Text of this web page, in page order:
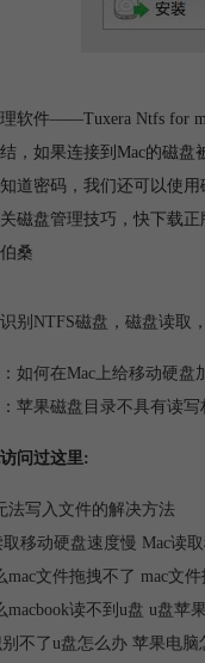
软件——Tuxera Ntfs for
，如果连接到Mac的磁盘
道密码，我们还可以使
磁盘管理技巧，快下载正
桑
识别NTFS磁盘 ， 磁盘读取 ，
如何在Mac上给移动硬盘
苹果磁盘目录不具有读写
问过这里:
法写入文件的解决方法
取移动硬盘速度慢 Mac读
mac文件拖拽不了 mac文
macbook读不到u盘 u盘苹
别不了u盘怎么办 苹果电脑